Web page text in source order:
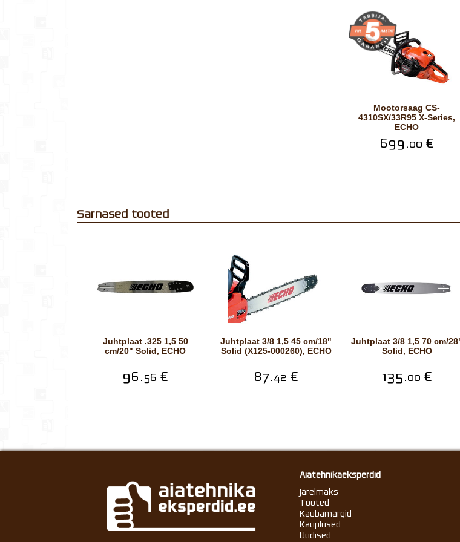
Mootorsaag CS-
4310SX/33R95 X-Series,
ECHO
699.00 €
Sarnased tooted
Juhtplaat .325 1,5 50
cm/20" Solid, ECHO
96.56 €
Juhtplaat 3/8 1,5 45 cm/18"
Solid (X125-000260), ECHO
87.42 €
Juhtplaat 3/8 1,5 70 cm/28"
Solid, ECHO
135.00 €
Aiatehnikaeksperdid
Järelmaks
Tooted
Kaubamärgid
Kauplused
Uudised